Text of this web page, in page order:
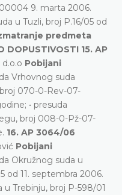
9. marta 2006.
u Tuzli, broj P.16/05 od
predmeta
DOPUSTIVOSTI 15. AP
d.o.o Pobijani
Vrhovnog suda
070-0-Rev-07-
• presuda
broj 008-0-Pž-07-
16. AP 3064/06
Pobijani
Okružnog suda u
od 11. septembra 2006.
u Trebinju, broj P-598/01